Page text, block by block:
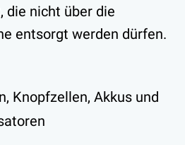
die nicht über die
entsorgt werden dürfen.
Knopfzellen, Akkus und